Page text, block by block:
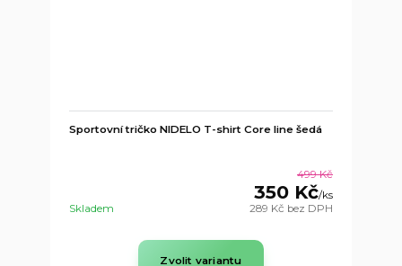
Sportovní tričko NIDELO T-shirt Core line šedá
499 Kč
350 Kč/ks
289 Kč bez DPH
Skladem
Zvolit variantu